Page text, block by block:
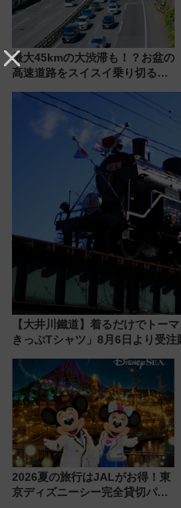
最大45kmの大渋滞も！？お盆の
高速道路をスイスイ乗り切る快
【大井川鐵道】着るだけでトー
きっぷTシャツ」8月6日より受注
2026夏の旅行はJALがお得！東
京ディズニーシー完全貸切パー